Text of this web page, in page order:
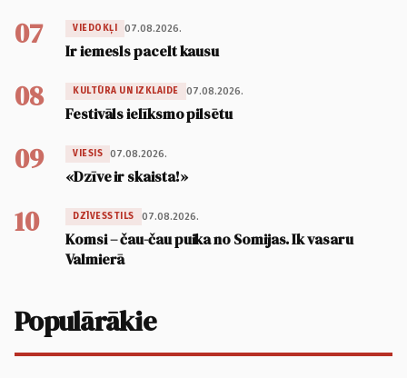
07 VIEDOKĻI 07.08.2026.
Ir iemesls pacelt kausu
08 KULTŪRA UN IZKLAIDE 07.08.2026.
Festivāls ielīksmo pilsētu
09 VIESIS 07.08.2026.
«Dzīve ir skaista!»
10 DZĪVESSTILS 07.08.2026.
Komsi – čau-čau puika no Somijas. Ik vasaru
Valmierā
Populārākie